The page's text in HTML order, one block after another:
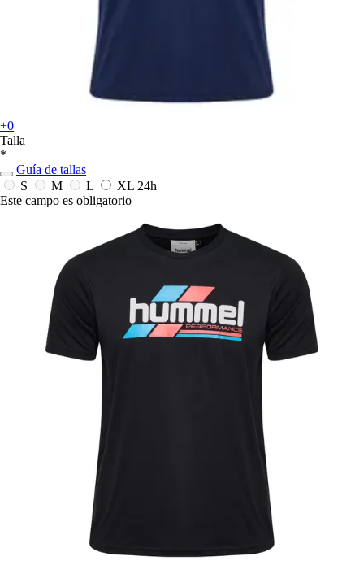
+0
Talla
*
Guía de tallas
S
M L XL 24h
Este campo es obligatorio